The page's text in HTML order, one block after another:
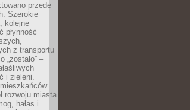
przede
Szerokie
kolejne
płynność
z transportu
„zostało” –
i zieleni.
rozwoju miasta
hałas i